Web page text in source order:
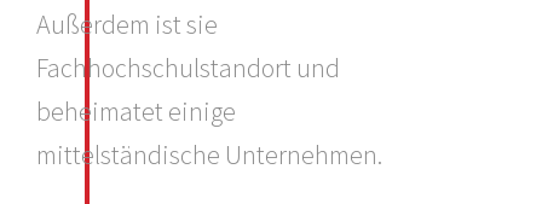
Außerdem ist sie
Fachhochschulstandort und
beheimatet einige
mittelständische Unternehmen.